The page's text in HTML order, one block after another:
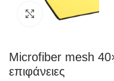
Click to enlarge
Microfiber mesh
επιφάνειες